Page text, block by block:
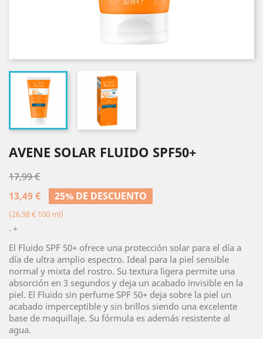
AVENE SOLAR FLUIDO SPF50+
17,99 €
13,49 €
25% DE DESCUENTO
(26,98 € 100 ml)
*
El Fluido SPF 50+ ofrece una protección solar para el día a
día de ultra amplio espectro. Ideal para la piel sensible
normal y mixta del rostro. Su textura ligera permite una
absorción en 3 segundos y deja un acabado invisible en la
piel. El Fluido sin perfume SPF 50+ deja sobre la piel un
acabado imperceptible y sin brillos siendo una excelente
base de maquillaje. Su fórmula es además resistente al
agua.